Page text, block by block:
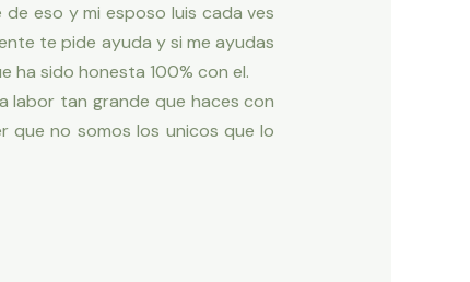
eso y mi esposo luis cada ves
te pide ayuda y si me ayudas
ha sido honesta 100% con el.
labor tan grande que haces con
que no somos los unicos que lo